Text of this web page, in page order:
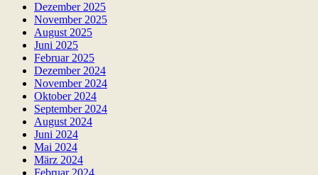
Dezember 2025
November 2025
August 2025
Juni 2025
Februar 2025
Dezember 2024
November 2024
Oktober 2024
September 2024
August 2024
Juni 2024
Mai 2024
März 2024
Februar 2024